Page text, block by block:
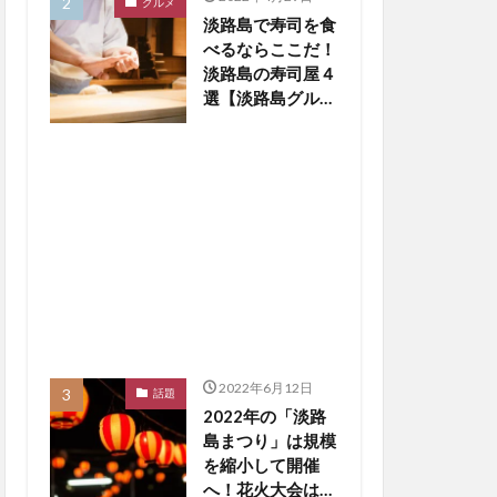
淡路島で寿司を食
べるならここだ！
淡路島の寿司屋４
選【淡路島グルメ
話題 2022年6月12日
2022年の「淡路
島まつり」は規模
を縮小して開催
へ！花火大会は中